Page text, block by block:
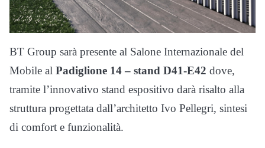
BT Group sarà presente al Salone Internazionale del
Mobile al Padiglione 14 – stand D41-E42 dove,
tramite l’innovativo stand espositivo darà risalto alla
struttura progettata dall’architetto Ivo Pellegri, sintesi
di comfort e funzionalità.